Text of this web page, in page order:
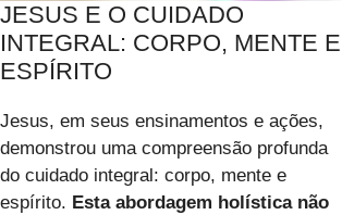
JESUS E O CUIDADO
INTEGRAL: CORPO, MENTE E
ESPÍRITO
Jesus, em seus ensinamentos e ações,
demonstrou uma compreensão profunda
do cuidado integral: corpo, mente e
espírito. Esta abordagem holística não